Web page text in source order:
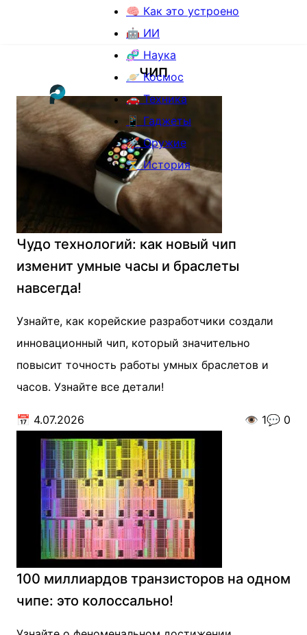
🧠 Как это устроено
🤖 ИИ
🧬 Наука
🪐 Космос
🚗 Техника
📱 Гаджеты
🚀 Оружие
⏳ История
чип
Чудо технологий: как новый чип
изменит умные часы и браслеты
навсегда!
Узнайте, как корейские разработчики создали
инновационный чип, который значительно
повысит точность работы умных браслетов и
часов. Узнайте все детали!
📅 4.07.2026 👁️ 1💬 0
100 миллиардов транзисторов на одном
чипе: это колоссально!